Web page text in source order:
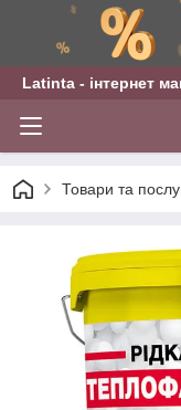
Latinta - інтернет
Товари та